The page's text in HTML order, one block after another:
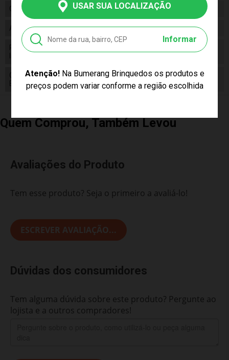
USAR SUA LOCALIZAÇÃO
Informar
Atenção!Na Bumerang Brinquedos os produtos e
preços podem variar conforme a região escolhida
Composição Polipropileno e Polímero Termoplástico
Alimentação N/a
Pilhas
False
Conteúdo da
Embalagem
Quem Comprou, Também Levou
Avaliações do Produto
Tem esse produto? Seja o primeiro a avaliá-lo!
ESCREVER AVALIAÇÃO...
Dúvidas dos consumidores
Tem alguma dúvida sobre este produto? Pergunte ao
lojista e a outros compradores!